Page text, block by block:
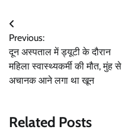
Post
navigation
Previous:
दून अस्पताल में ड्यूटी के दौरान
महिला स्वास्थ्यकर्मी की मौत, मुंह से
अचानक आने लगा था खून
Related Posts